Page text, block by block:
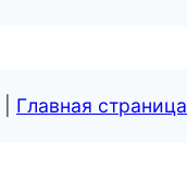
Главная страница